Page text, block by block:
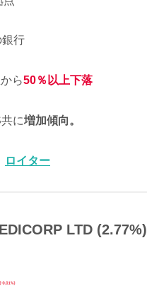
銀行
ら50％以上下落
に増加傾向 。
ロイター
LTD (2.77%)